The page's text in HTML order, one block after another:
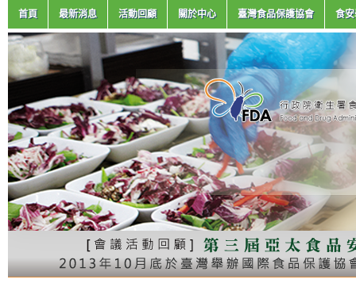
首頁 最新消息 活動回顧 關於中心 臺灣食品保護協會 食